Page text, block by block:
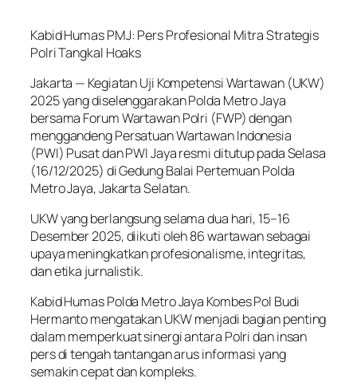
Kabid Humas PMJ: Pers Profesional Mitra Strategis
Polri Tangkal Hoaks
Jakarta — Kegiatan Uji Kompetensi Wartawan (UKW)
2025 yang diselenggarakan Polda Metro Jaya
bersama Forum Wartawan Polri (FWP) dengan
menggandeng Persatuan Wartawan Indonesia
(PWI) Pusat dan PWI Jaya resmi ditutup pada Selasa
(16/12/2025) di Gedung Balai Pertemuan Polda
Metro Jaya, Jakarta Selatan.
UKW yang berlangsung selama dua hari, 15–16
Desember 2025, diikuti oleh 86 wartawan sebagai
upaya meningkatkan profesionalisme, integritas,
dan etika jurnalistik.
Kabid Humas Polda Metro Jaya Kombes Pol Budi
Hermanto mengatakan UKW menjadi bagian penting
dalam memperkuat sinergi antara Polri dan insan
pers di tengah tantangan arus informasi yang
semakin cepat dan kompleks.